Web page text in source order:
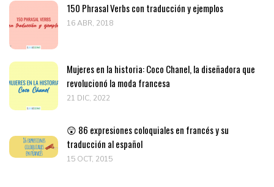
150 Phrasal Verbs con traducción y ejemplos
16 ABR, 2018
Mujeres en la historia: Coco Chanel, la diseñadora que
revolucionó la moda francesa
21 DIC, 2022
😲 86 expresiones coloquiales en francés y su
traducción al español
15 OCT, 2015